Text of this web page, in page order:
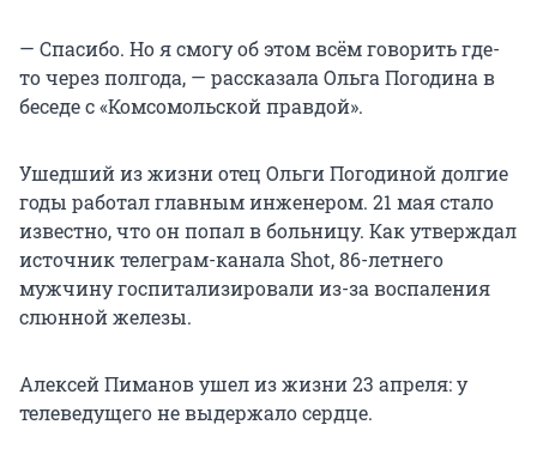
— Спасибо. Но я смогу об этом всём говорить где-
то через полгода, — рассказала Ольга Погодина в
беседе с «Комсомольской правдой».
Ушедший из жизни отец Ольги Погодиной долгие
годы работал главным инженером. 21 мая стало
известно, что он попал в больницу. Как утверждал
источник телеграм-канала Shot, 86-летнего
мужчину госпитализировали из-за воспаления
слюнной железы.
Алексей Пиманов ушел из жизни 23 апреля: у
телеведущего не выдержало сердце.